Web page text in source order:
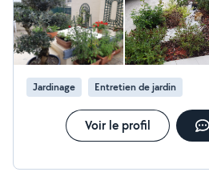
Jardinage Entretien de jardin
Voir le profil